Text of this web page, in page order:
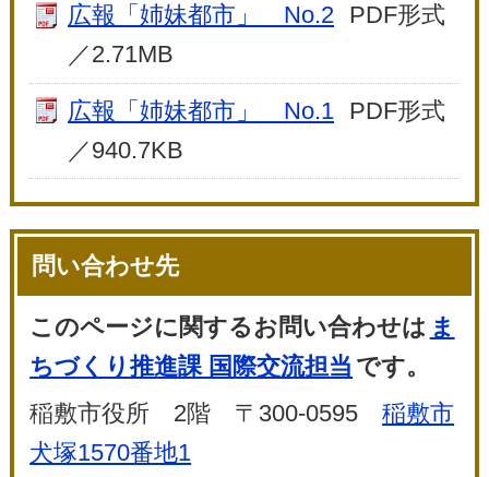
広報「姉妹都市」 No.2 PDF形式
／2.71MB
広報「姉妹都市」 No.1 PDF形式
／940.7KB
問い合わせ先
このページに関するお問い合わせは ま
ちづくり推進課 国際交流担当 です。
稲敷市役所 2階 〒300-0595稲敷市
犬塚1570番地1